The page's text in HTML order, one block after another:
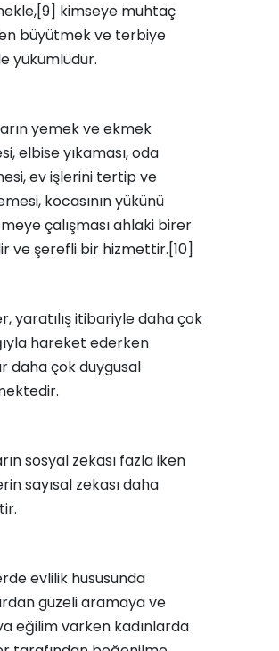
kimseye muhtaç
büyütmek ve terbiye
yükümlüdür.
yemek ve ekmek
elbise yıkaması, oda
ev işlerini tertip ve
kocasının yükünü
çalışması ahlaki birer
ve şerefli bir hizmettir.[10]
yaratılış itibariyle daha çok
hareket ederken
daha çok duygusal
sosyal zekası fazla iken
sayısal zekası daha
evlilik hususunda
güzeli aramaya ve
eğilim varken kadınlarda